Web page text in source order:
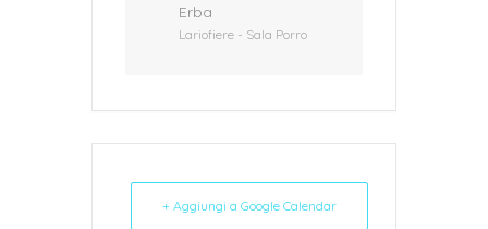
Erba
Lariofiere - Sala Porro
+ Aggiungi a Google Calendar